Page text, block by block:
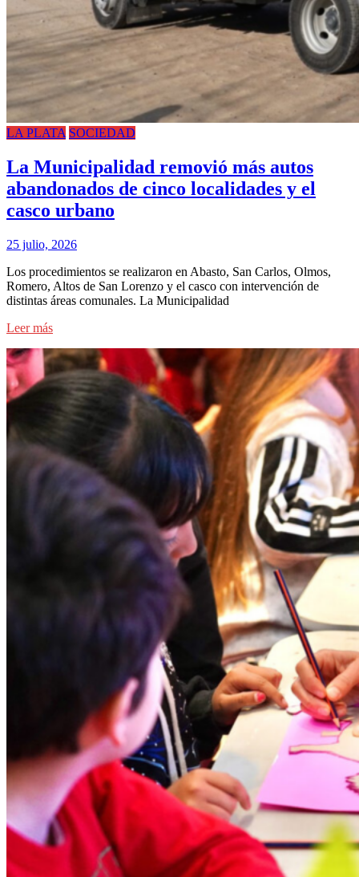
LA PLATA SOCIEDAD
La Municipalidad removió más autos
abandonados de cinco localidades y el
casco urbano
25 julio, 2026
Los procedimientos se realizaron en Abasto, San Carlos, Olmos,
Romero, Altos de San Lorenzo y el casco con intervención de
distintas áreas comunales. La Municipalidad
Leer más